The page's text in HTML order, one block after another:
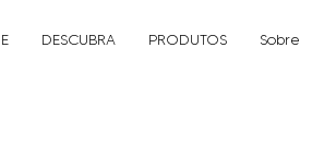
DESCUBRA PRODUTOS Sobre